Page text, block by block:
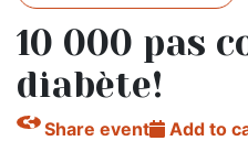
10 000 pas
diabète!
Share event Add to